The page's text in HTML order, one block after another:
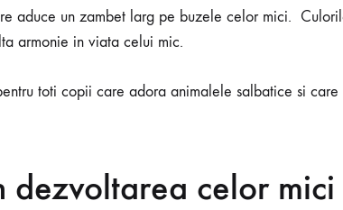
aduce un zambet larg pe buzele celor mici.
armonie in viata celui mic.
toti copii care adora animalele salbatice si
dezvoltarea celor mici